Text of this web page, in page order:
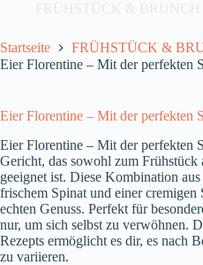
FRÜHSTÜCK & BRUNCH
Startseite
FRÜHSTÜCK &
Eier Florentine – Mit der perfekten
Eier Florentine – Mit der perfekten
Eier Florentine – Mit der perfekten
Gericht, das sowohl zum Frühstück
geeignet ist. Diese Kombination
frischem Spinat und einer cremigen
echten Genuss. Perfekt für
nur, um sich selbst zu verwöhnen.
Rezepts ermöglicht es dir, es nach
zu variieren.